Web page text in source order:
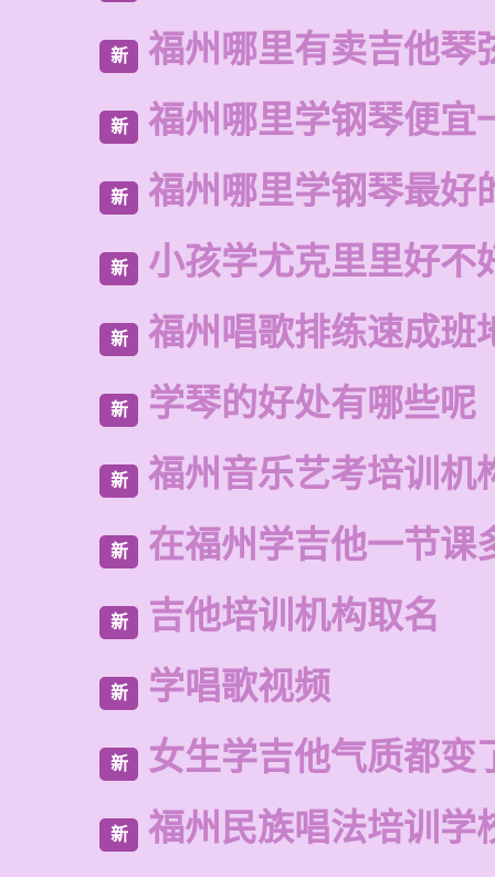
新 福州哪里有卖吉他琴
新 福州哪里学钢琴便宜
新 福州哪里学钢琴最好
新 小孩学尤克里里好不
新 福州唱歌排练速成班
新 学琴的好处有哪些呢
新 福州音乐艺考培训机
新 在福州学吉他一节课
新 吉他培训机构取名
新 学唱歌视频
新 女生学吉他气质都变
新 福州民族唱法培训学